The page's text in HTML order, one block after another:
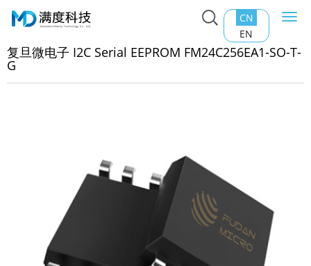
CN
EN
主页>产品中心>EEPROM
复旦微电子 I2C Serial
复旦微电子 I2C Serial EEPROM FM24C256EA1-SO-T-
G